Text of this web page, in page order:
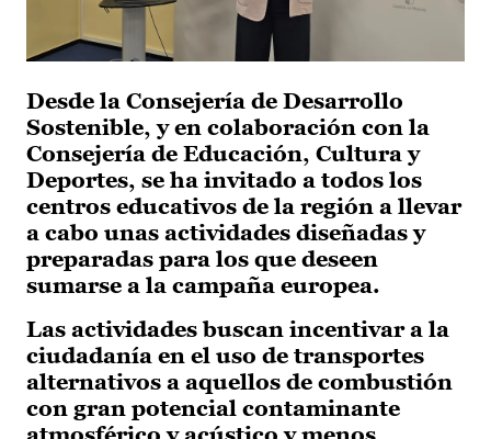
Desde la Consejería de Desarrollo
Sostenible, y en colaboración con la
Consejería de Educación, Cultura y
Deportes, se ha invitado a todos los
centros educativos de la región a llevar
a cabo unas actividades diseñadas y
preparadas para los que deseen
sumarse a la campaña europea.
Las actividades buscan incentivar a la
ciudadanía en el uso de transportes
alternativos a aquellos de combustión
con gran potencial contaminante